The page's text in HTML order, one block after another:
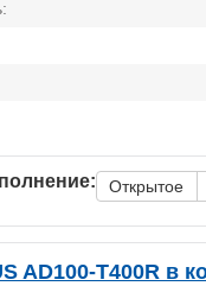
Открытое
AD100-T400R в